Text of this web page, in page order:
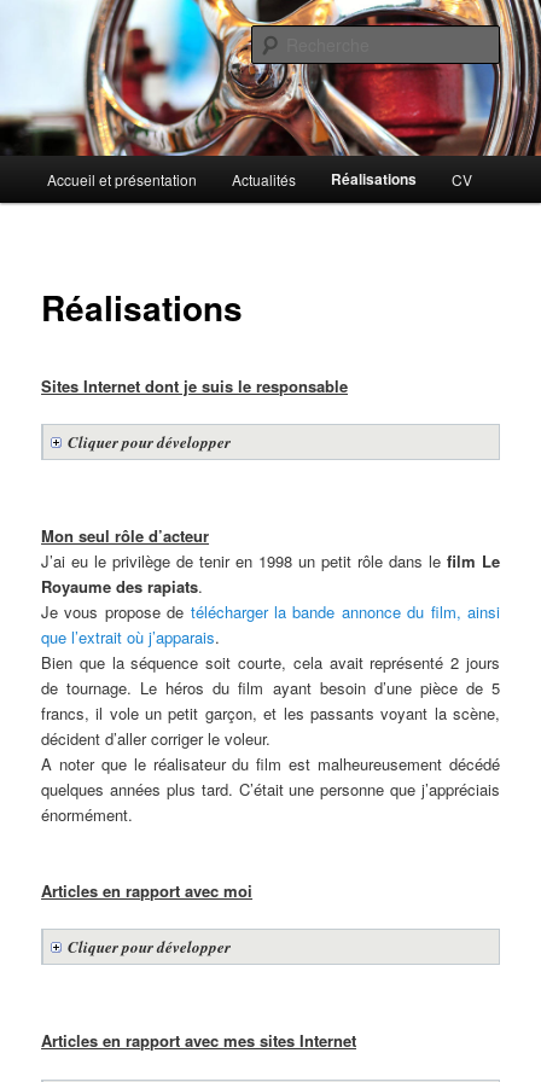
Fredo_L
principal
Accueil et présentation Actualités Réalisations CV
Réalisations
Sites Internet dont je suis le responsable
Cliquer pour développer
Mon seul rôle d’acteur
J’ai eu le privilège de tenir en 1998 un petit rôle dans lefilm Le
Royaume des rapiats.
Je vous propose de télécharger la bande annonce du film, ainsi
que l’extrait où j’apparais.
Bien que la séquence soit courte, cela avait représenté 2 jours
de tournage. Le héros du film ayant besoin d’une pièce de 5
francs, il vole un petit garçon, et les passants voyant la scène,
décident d’aller corriger le voleur.
A noter que le réalisateur du film est malheureusement décédé
quelques années plus tard. C’était une personne que j’appréciais
énormément.
Articles en rapport avec moi
Cliquer pour développer
Articles en rapport avec mes sites Internet